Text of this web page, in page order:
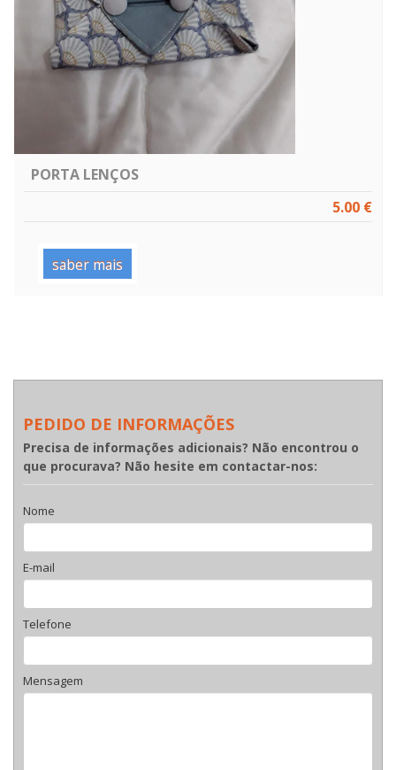
PORTA LENÇOS
5.00 €
saber mais
PEDIDO DE INFORMAÇÕES
Precisa de informações adicionais? Não encontrou o
que procurava? Não hesite em contactar-nos:
Nome
E-mail
Telefone
Mensagem